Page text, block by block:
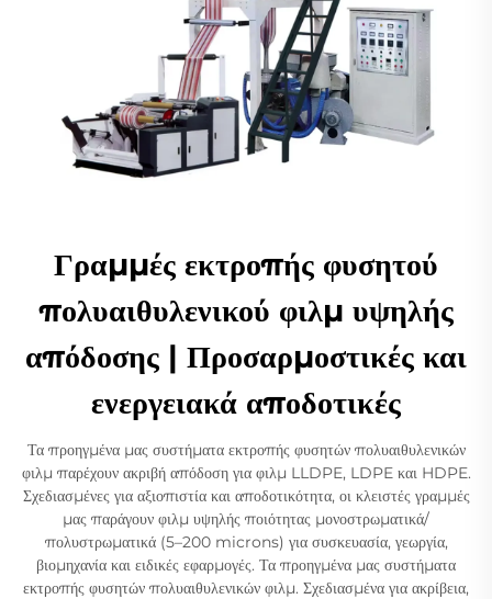
Γραμμές εκτροπής φυσητού
πολυαιθυλενικού φιλμ υψηλής
απόδοσης | Προσαρμοστικές και
ενεργειακά αποδοτικές
Τα προηγμένα μας συστήματα εκτροπής φυσητών πολυαιθυλενικών
φιλμ παρέχουν ακριβή απόδοση για φιλμ LLDPE, LDPE και HDPE.
Σχεδιασμένες για αξιοπιστία και αποδοτικότητα, οι κλειστές γραμμές
μας παράγουν φιλμ υψηλής ποιότητας μονοστρωματικά/
πολυστρωματικά (5–200 microns) για συσκευασία, γεωργία,
βιομηχανία και ειδικές εφαρμογές. Τα προηγμένα μας συστήματα
εκτροπής φυσητών πολυαιθυλενικών φιλμ. Σχεδιασμένα για ακρίβεια,